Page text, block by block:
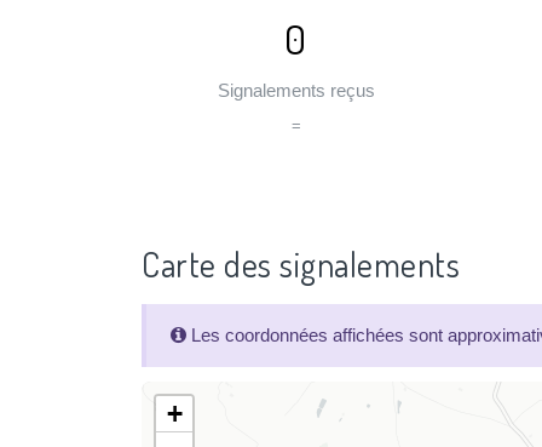
0
Signalements reçus
=
Carte des signalements
Les coordonnées affichées sont
+